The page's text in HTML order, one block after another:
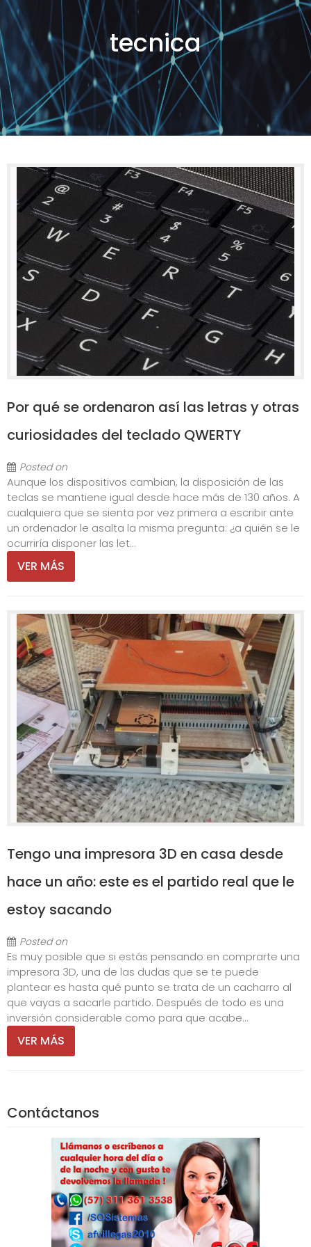
tecnica
Por qué se ordenaron así las letras y otras
curiosidades del teclado QWERTY
Posted on
Aunque los dispositivos cambian, la disposición de las
teclas se mantiene igual desde hace más de 130 años. A
cualquiera que se sienta por vez primera a escribir ante
un ordenador le asalta la misma pregunta: ¿a quién se le
ocurriría disponer las let...
VER MÁS
Tengo una impresora 3D en casa desde
hace un año: este es el partido real que le
estoy sacando
Posted on
Es muy posible que si estás pensando en comprarte una
impresora 3D, una de las dudas que se te puede
plantear es hasta qué punto se trata de un cacharro al
que vayas a sacarle partido. Después de todo es una
inversión considerable como para que acabe...
VER MÁS
Contáctanos